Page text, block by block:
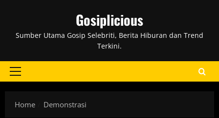
Gosiplicious
Sumber Utama Gosip Selebriti, Berita Hiburan dan Trend
Terkini.
Primary
Home
Demonstrasi